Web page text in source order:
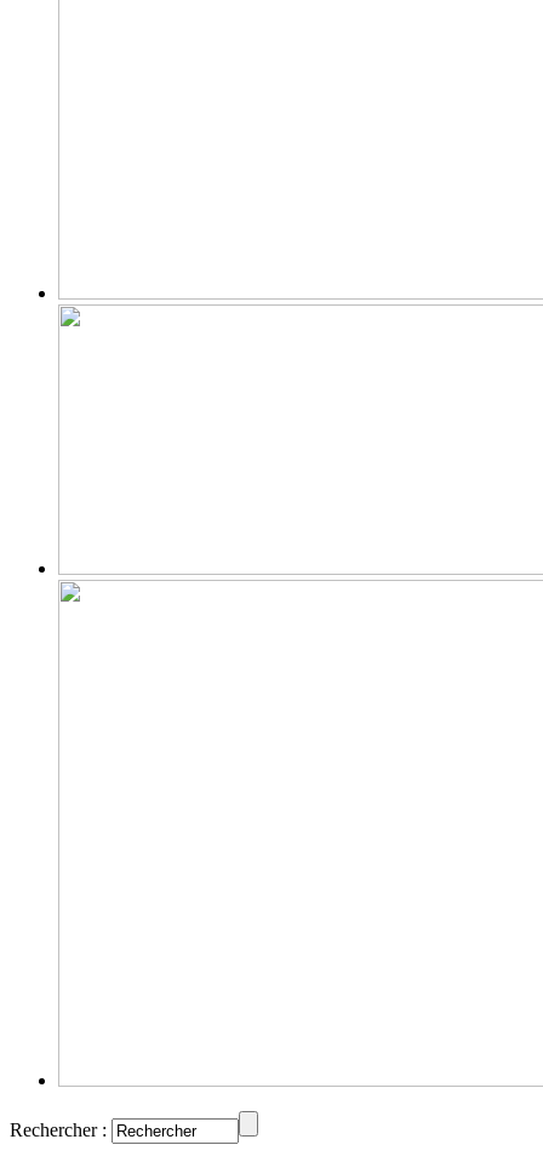
Rechercher :